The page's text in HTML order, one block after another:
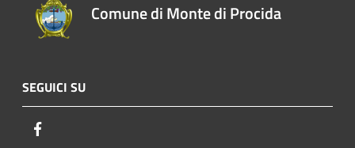
Comune di Monte di Procida
SEGUICI SU